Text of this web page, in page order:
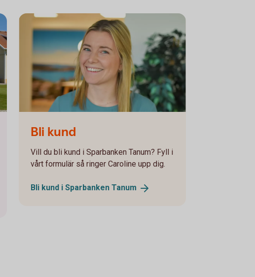
Bli kund
Vill du bli kund i Sparbanken Tanum? Fyll i
vårt formulär så ringer Caroline upp dig.
Bli kund i SparbankenTanum